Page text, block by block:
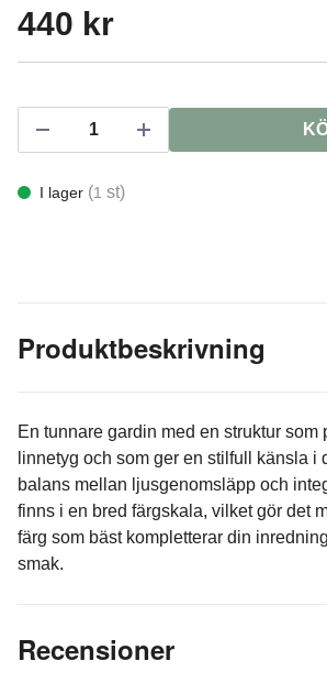
440 kr
I lager (1 st)
Produktbeskrivning
En tunnare gardin med en struktur som
linnetyg och som ger en stilfull känsla i
balans mellan ljusgenomsläpp och
finns i en bred färgskala, vilket gör det
färg som bäst kompletterar din
smak.
Recensioner